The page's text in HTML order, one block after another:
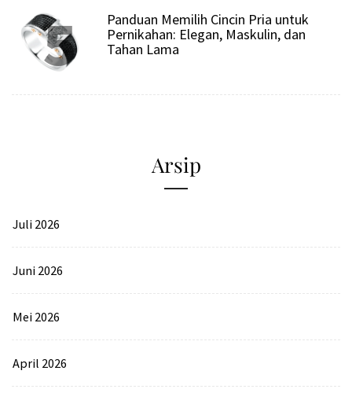
5
Panduan Memilih Cincin Pria untuk
Pernikahan: Elegan, Maskulin, dan
Tahan Lama
Arsip
Juli 2026
Juni 2026
Mei 2026
April 2026